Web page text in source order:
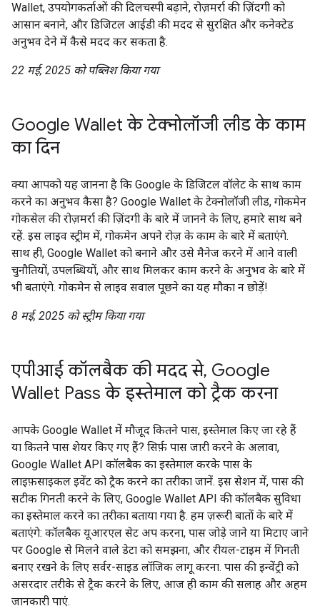
Wallet, उपयोगकर्ताओं की दिलचस्पी बढ़ाने, रोज़मर्रा की ज़िंदगी को
आसान बनाने, और डिजिटल आईडी की मदद से सुरक्षित और कनेक्टेड
अनुभव देने में कैसे मदद कर सकता है.
22 मई, 2025 को पब्लिश किया गया
Google Wallet के टेक्नोलॉजी लीड के काम
का दिन
क्या आपको यह जानना है कि Google के डिजिटल वॉलेट के साथ काम
करने का अनुभव कैसा है? Google Wallet के टेक्नोलॉजी लीड, गोकमेन
गोकसेल की रोज़मर्रा की ज़िंदगी के बारे में जानने के लिए, हमारे साथ बने
रहें. इस लाइव स्ट्रीम में, गोकमेन अपने रोज़ के काम के बारे में बताएंगे.
साथ ही, Google Wallet को बनाने और उसे मैनेज करने में आने वाली
चुनौतियों, उपलब्धियों, और साथ मिलकर काम करने के अनुभव के बारे में
भी बताएंगे. गोकमेन से लाइव सवाल पूछने का यह मौका न छोड़ें!
8 मई, 2025 को स्ट्रीम किया गया
एपीआई कॉलबैक की मदद से, Google
Wallet Pass के इस्तेमाल को ट्रैक करना
आपके Google Wallet में मौजूद कितने पास, इस्तेमाल किए जा रहे हैं
या कितने पास शेयर किए गए हैं? सिर्फ़ पास जारी करने के अलावा,
Google Wallet API कॉलबैक का इस्तेमाल करके पास के
लाइफ़साइकल इवेंट को ट्रैक करने का तरीका जानें. इस सेशन में, पास की
सटीक गिनती करने के लिए, Google Wallet API की कॉलबैक सुविधा
का इस्तेमाल करने का तरीका बताया गया है. हम ज़रूरी बातों के बारे में
बताएंगे: कॉलबैक यूआरएल सेट अप करना, पास जोड़े जाने या मिटाए जाने
पर Google से मिलने वाले डेटा को समझना, और रीयल-टाइम में गिनती
बनाए रखने के लिए सर्वर-साइड लॉजिक लागू करना. पास की इन्वेंट्री को
असरदार तरीके से ट्रैक करने के लिए, आज ही काम की सलाह और अहम
जानकारी पाएं.